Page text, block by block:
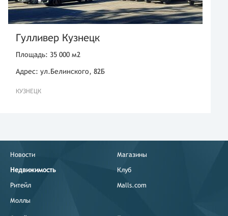
Гулливер Кузнецк
Площадь: 35 000 м2
Адрес: ул.Белинского, 82Б
КУЗНЕЦК
Новости
Недвижимость
Ритейл
Моллы
Магазины
Клуб
Malls.com